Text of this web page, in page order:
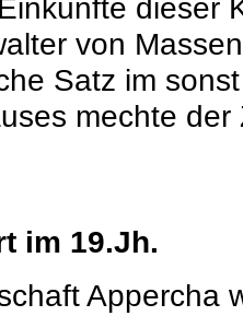
dieser
von
Satz im
mechte
im 19.Jh.
Appercha